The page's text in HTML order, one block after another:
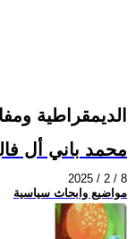
الديمقراطية
محمد باني أل
2025 / 2 / 8
مواضيع وابحاث سياسية